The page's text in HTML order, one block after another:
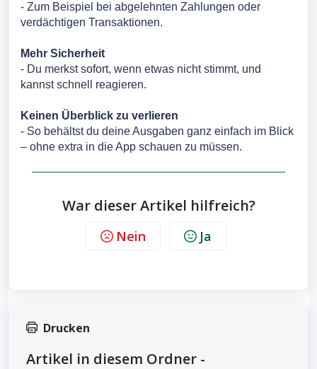
- Zum Beispiel bei abgelehnten Zahlungen oder
verdächtigen Transaktionen.
Mehr Sicherheit
- Du merkst sofort, wenn etwas nicht stimmt, und
kannst schnell reagieren.
Keinen Überblick zu verlieren
- So behältst du deine Ausgaben ganz einfach im Blick
– ohne extra in die App schauen zu müssen.
War dieser Artikel hilfreich?
Nein Ja
Drucken
Artikel in diesem Ordner -